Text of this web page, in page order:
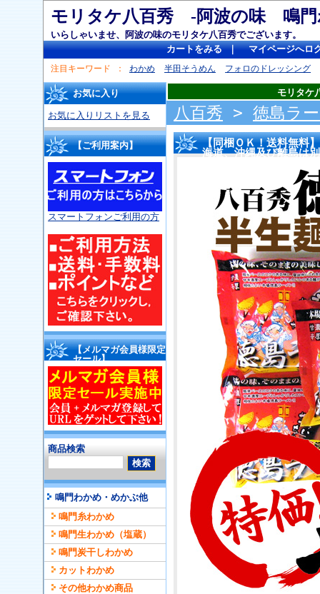
モリタケ八百秀 -阿波の味
いらしゃいませ、阿波の味のモリタケ八百秀でございます。
カートをみる｜ マイページへロ
注目キーワード わかめ 半田そうめん フォロのドレッシング
お気に入り
お気に入りリストを見る
【ご利用案内】
スマートフォンご利用の方
【メルマガ会員様限定
セール】
商品検索
鳴門わかめ・めかぶ他
鳴門糸わかめ
鳴門生わかめ（塩蔵）
鳴門炭干しわかめ
カットわかめ
その他わかめ商品
モリタケ
八百秀 > 徳島ラ
【同梱ＯＫ！送料無料
海道、沖縄及び離島は